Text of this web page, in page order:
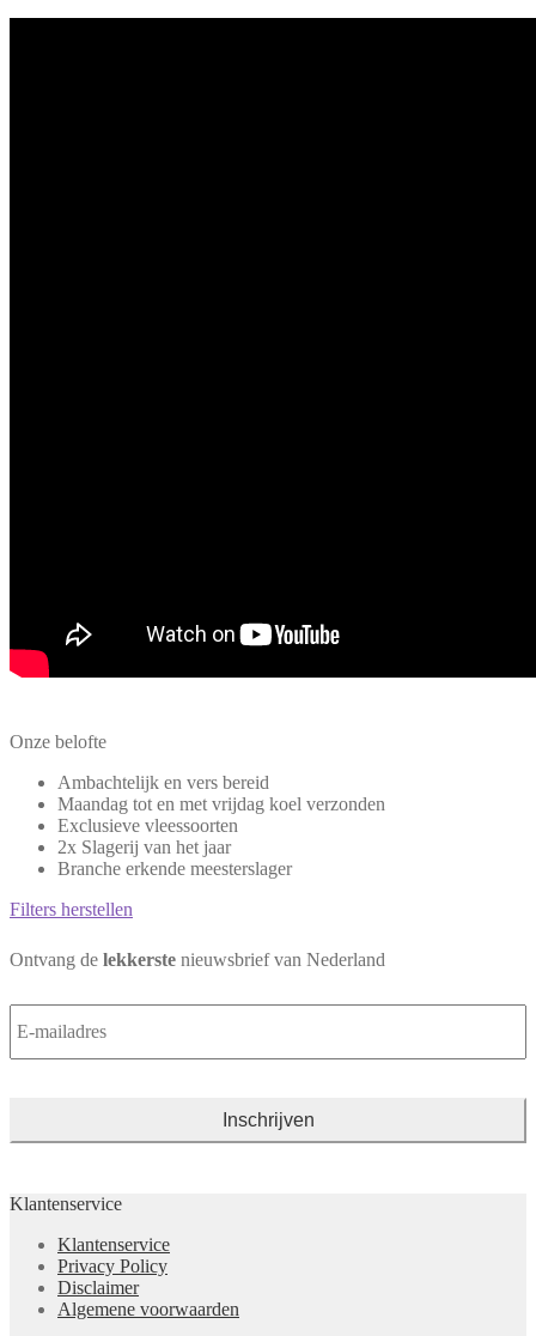
Onze belofte
Ambachtelijk en vers bereid
Maandag tot en met vrijdag koel verzonden
Exclusieve vleessoorten
2x Slagerij van het jaar
Branche erkende meesterslager
Filters herstellen
Ontvang de lekkerste nieuwsbrief van Nederland
E-
mailadres *
Klantenservice
Klantenservice
Privacy Policy
Disclaimer
Algemene voorwaarden